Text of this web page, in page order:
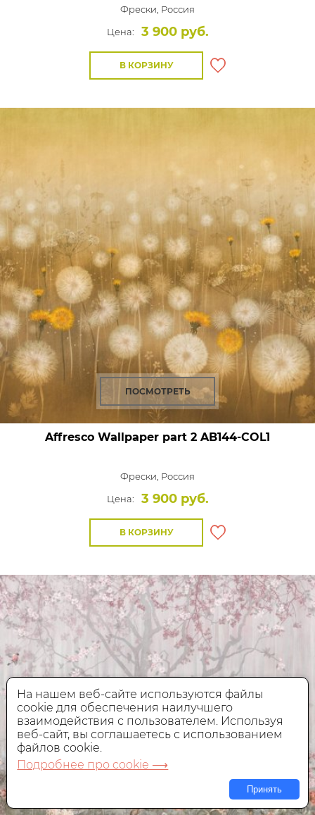
Фрески, Россия
Цена:
3 900 руб.
В КОРЗИНУ
ПОСМОТРЕТЬ
Affresco Wallpaper part 2 AB144-COL1
Фрески, Россия
Цена:
3 900 руб.
В КОРЗИНУ
На нашем веб-сайте используются файлы
cookie для обеспечения наилучшего
взаимодействия с пользователем. Используя
веб-сайт, вы соглашаетесь с использованием
файлов cookie.
Подробнее про cookie ⟶
Принять